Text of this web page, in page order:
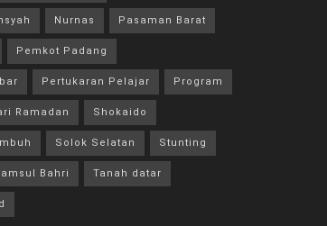
Nurnas Pasaman Barat
Pemkot Padang
Pertukaran Pelajar Program
Ramadan Shokaido
Solok Selatan Stunting
Bahri Tanah datar